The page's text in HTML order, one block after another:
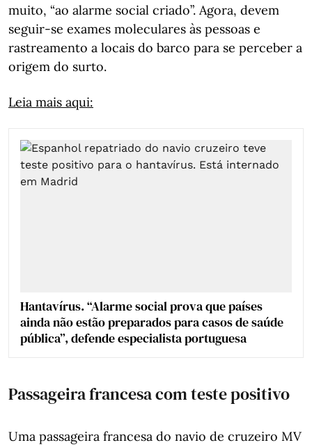
muito, “ao alarme social criado”. Agora, devem
seguir-se exames moleculares às pessoas e
rastreamento a locais do barco para se perceber a
origem do surto.
Leia mais aqui:
Hantavírus. “Alarme social prova que países
ainda não estão preparados para casos de saúde
pública”, defende especialista portuguesa
Passageira francesa com teste positivo
Uma passageira francesa do navio de cruzeiro MV